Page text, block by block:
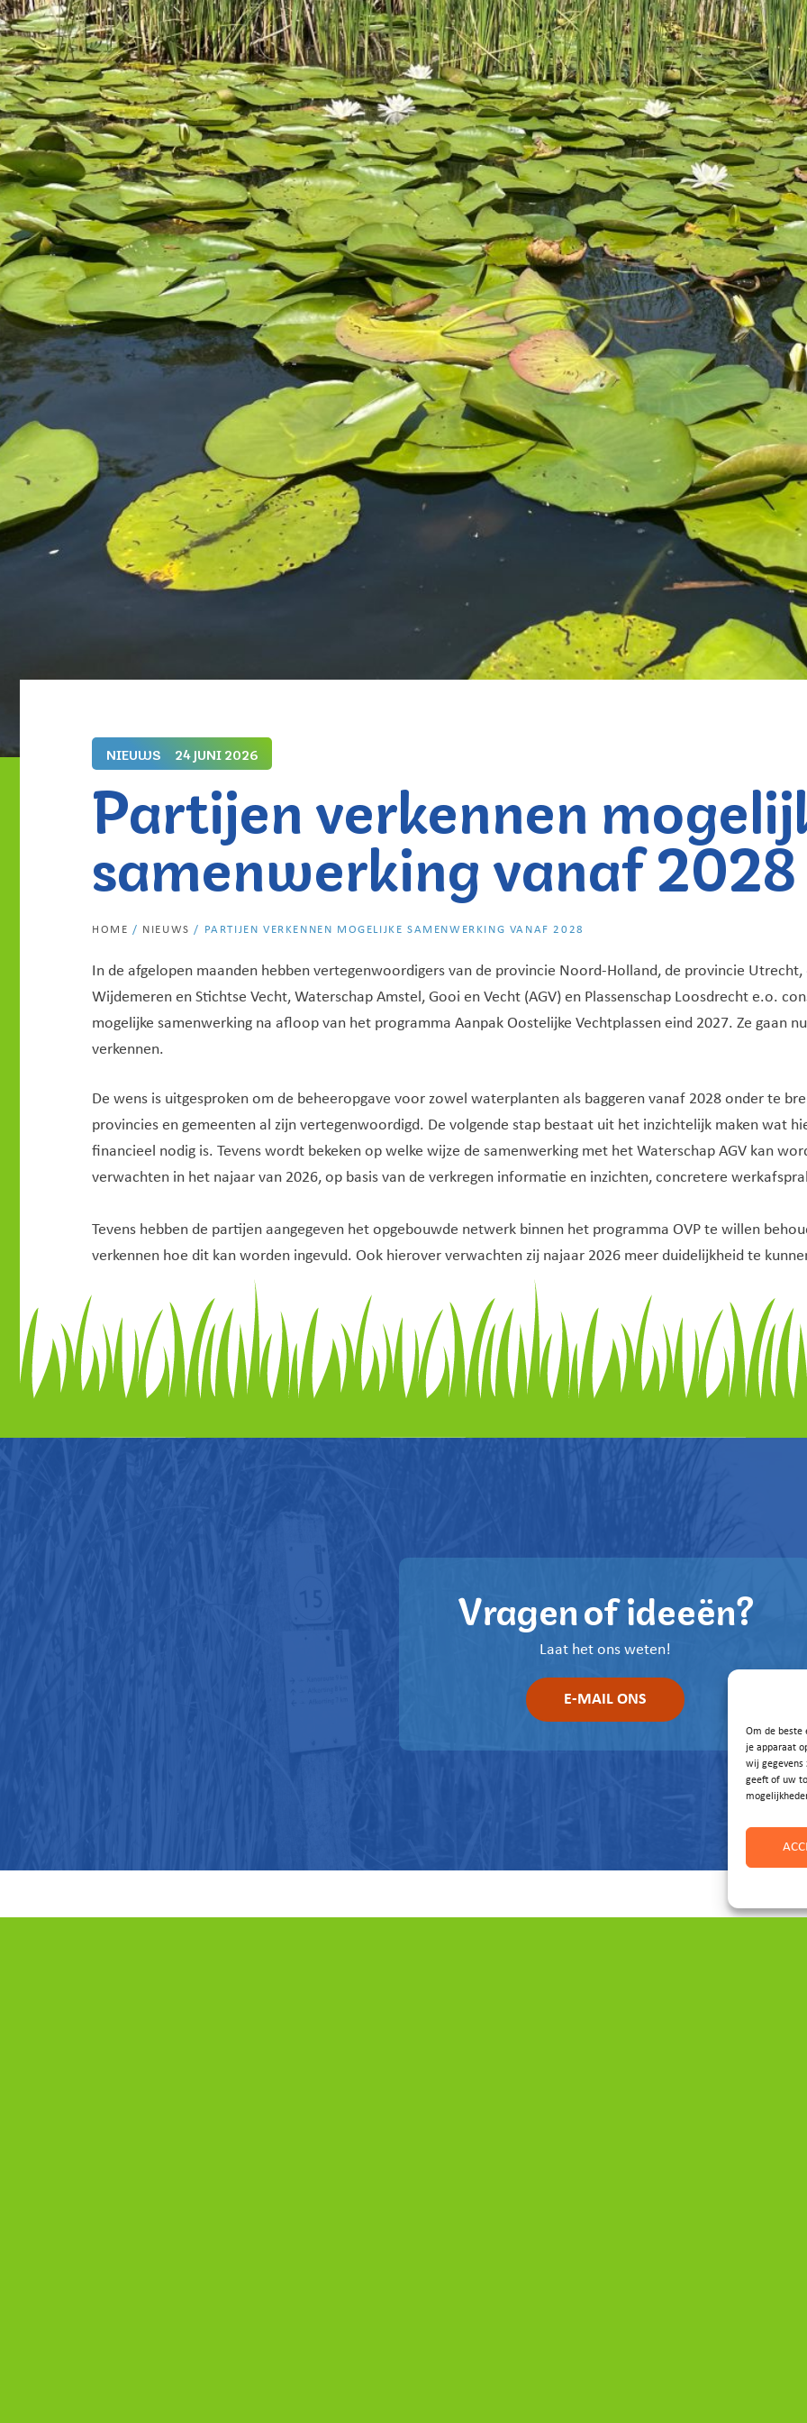
Om de beste
je apparaat
wij gegevens
geeft of uw
NIEUWS 24 JUNI 2026
Partijen verkennen
samenwerking vanaf 2028
HOME / NIEUWS / PARTIJEN VERKENNEN MOGELIJKE SAMENWERKING VANAF 2028
In de afgelopen maanden hebben vertegenwoordigers van de provincie Noord-Holland, de provincie
Wijdemeren en Stichtse Vecht, Waterschap Amstel, Gooi en Vecht (AGV) en Plassenschap Loosdrecht e.o.
mogelijke samenwerking na afloop van het programma Aanpak Oostelijke Vechtplassen eind 2027. Ze gaan
verkennen.
De wens is uitgesproken om de beheeropgave voor zowel waterplanten als baggeren vanaf 2028 onder te
provincies en gemeenten al zijn vertegenwoordigd. De volgende stap bestaat uit het inzichtelijk maken wat
financieel nodig is. Tevens wordt bekeken op welke wijze de samenwerking met het Waterschap AGV kan
verwachten in het najaar van 2026, op basis van de verkregen informatie en inzichten, concretere
Tevens hebben de partijen aangegeven het opgebouwde netwerk binnen het programma OVP te willen
verkennen hoe dit kan worden ingevuld. Ook hierover verwachten zij najaar 2026 meer duidelijkheid te
Vragen of ideeën?
Laat het ons weten!
E-MAIL ONS